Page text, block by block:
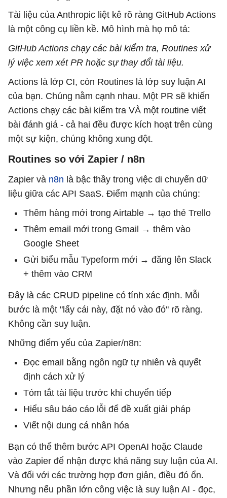
Tài liệu của Anthropic liệt kê rõ ràng GitHub Actions
là một công cụ liền kề. Mô hình mà họ mô tả:
GitHub Actions chạy các bài kiểm tra, Routines xử
lý việc xem xét PR hoặc sự thay đổi tài liệu.
Actions là lớp CI, còn Routines là lớp suy luận AI
của bạn. Chúng nằm cạnh nhau. Một PR sẽ khiến
Actions chạy các bài kiểm tra VÀ một routine viết
bài đánh giá - cả hai đều được kích hoạt trên cùng
một sự kiện, chúng không xung đột.
Routines so với Zapier / n8n
Zapier và n8n là bậc thầy trong việc di chuyển dữ
liệu giữa các API SaaS. Điểm mạnh của chúng:
Thêm hàng mới trong Airtable → tạo thẻ Trello
Thêm email mới trong Gmail → thêm vào
Google Sheet
Gửi biểu mẫu Typeform mới → đăng lên Slack
+ thêm vào CRM
Đây là các CRUD pipeline có tính xác định. Mỗi
bước là một "lấy cái này, đặt nó vào đó" rõ ràng.
Không cần suy luận.
Những điểm yếu của Zapier/n8n:
Đọc email bằng ngôn ngữ tự nhiên và quyết
định cách xử lý
Tóm tắt tài liệu trước khi chuyển tiếp
Hiểu sâu báo cáo lỗi để đề xuất giải pháp
Viết nội dung cá nhân hóa
Bạn có thể thêm bước API OpenAI hoặc Claude
vào Zapier để nhận được khả năng suy luận của AI.
Và đối với các trường hợp đơn giản, điều đó ổn.
Nhưng nếu phần lớn công việc là suy luận AI - đọc,